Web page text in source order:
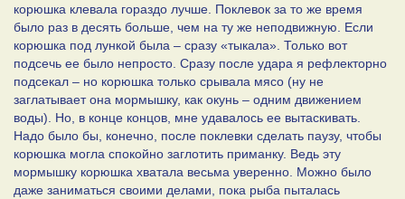
корюшка клевала гораздо лучше. Поклевок за то же время
было раз в десять больше, чем на ту же неподвижную. Если
корюшка под лункой была – сразу «тыкала». Только вот
подсечь ее было непросто. Сразу после удара я рефлекторно
подсекал – но корюшка только срывала мясо (ну не
заглатывает она мормышку, как окунь – одним движением
воды). Но, в конце концов, мне удавалось ее вытаскивать.
Надо было бы, конечно, после поклевки сделать паузу, чтобы
корюшка могла спокойно заглотить приманку. Ведь эту
мормышку корюшка хватала весьма уверенно. Можно было
даже заниматься своими делами, пока рыба пыталась